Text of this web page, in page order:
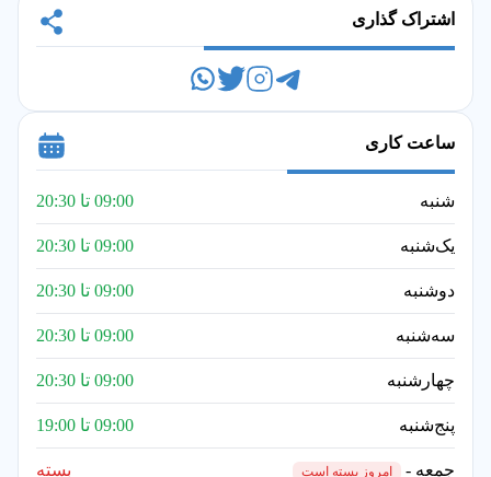
اشتراک گذاری
ساعت کاری
شنبه 09:00 تا 20:30
یک‌شنبه 09:00 تا 20:30
دوشنبه 09:00 تا 20:30
سه‌شنبه 09:00 تا 20:30
چهارشنبه 09:00 تا 20:30
پنج‌شنبه 09:00 تا 19:00
جمعه - امروز بسته است بسته